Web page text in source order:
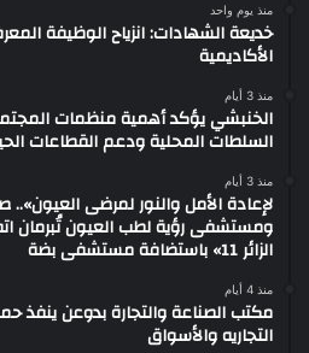
منذ يوم واحد
خديعة الشهادات: انزياح الوظيفة
الأكاديمية
منذ 3 أيام
الخنبشي يؤكد أهمية منظمات
السلطات المحلية ودعم القطاعات
منذ 3 أيام
لإعادة الأمل والنور لمرضى
ومستشفى رؤية لطب العيون تُبرمان
الزائر 11» باستضافة مستشفى بضة
منذ 4 أيام
مكتب الصناعة والتجارة بدوعن ينفذ
التجاريه والأسواق